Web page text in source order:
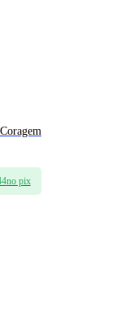
no pix